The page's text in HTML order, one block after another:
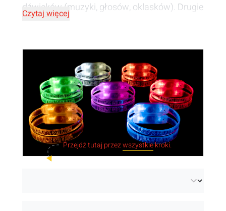
dźwięków (muzyki, głosów, oklasków). Drugie
wybrać jeden z 7 kolorów światła lub zestaw
różnych kolorów. Opaski można
spersonalizować, grawerując je lub
wybierając nadruk wykonany białą farbą.
Jeśli opaski LED potrzebne są bardzo szybko,
najlepiej zdecydować się na te dostępne w
Czytaj więcej
Przejdź tutaj przezwszystkiekroki.